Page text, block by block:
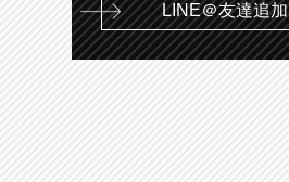
LINE＠友達追加